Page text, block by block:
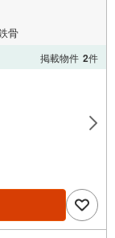
骨
掲載物件 2件